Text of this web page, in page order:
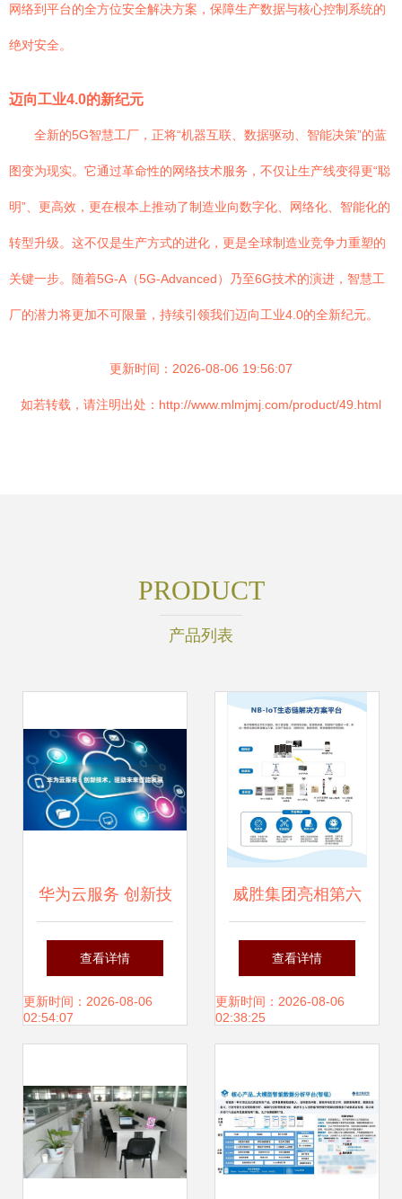
网络到平台的全方位安全解决方案，保障生产数据与核心控制系统的
绝对安全。
迈向工业4.0的新纪元
全新的5G智慧工厂，正将“机器互联、数据驱动、智能决策”的蓝
图变为现实。它通过革命性的网络技术服务，不仅让生产线变得更“聪
明”、更高效，更在根本上推动了制造业向数字化、网络化、智能化的
转型升级。这不仅是生产方式的进化，更是全球制造业竞争力重塑的
关键一步。随着5G-A（5G-Advanced）乃至6G技术的演进，智慧工
厂的潜力将更加不可限量，持续引领我们迈向工业4.0的全新纪元。
更新时间：2026-08-06 19:56:07
如若转载，请注明出处：http://www.mlmjmj.com/product/49.html
PRODUCT
产品列表
华为云服务 创新技
术驱动未来智能发
展
查看详情
更新时间：2026-08-06
02:54:07
威胜集团亮相第六
届民企创新成果展
科技驱动未来网络
查看详情
更新时间：2026-08-06
02:38:25